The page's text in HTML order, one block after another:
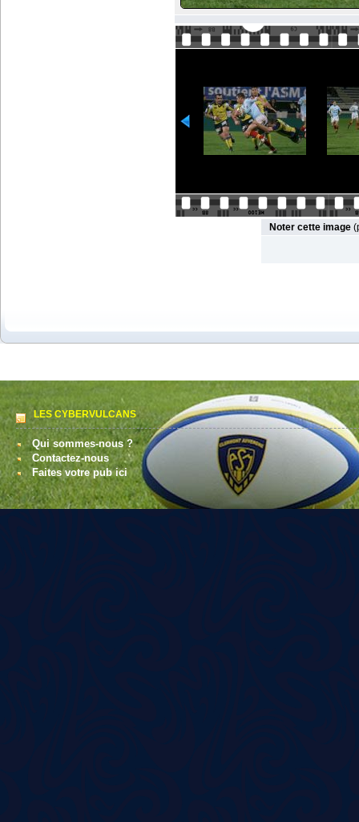
Noter cette image
LES CYBERVULCANS
Qui sommes-nous ?
Contactez-nous
Faites votre pub ici